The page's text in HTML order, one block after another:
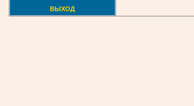
ВЫХОД